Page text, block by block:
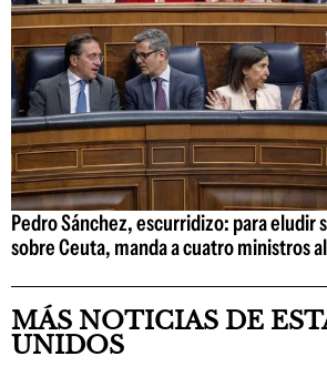
Pedro Sánchez, escurridizo: para eludir
sobre Ceuta, manda a cuatro ministros
MÁS NOTICIAS DE
UNIDOS